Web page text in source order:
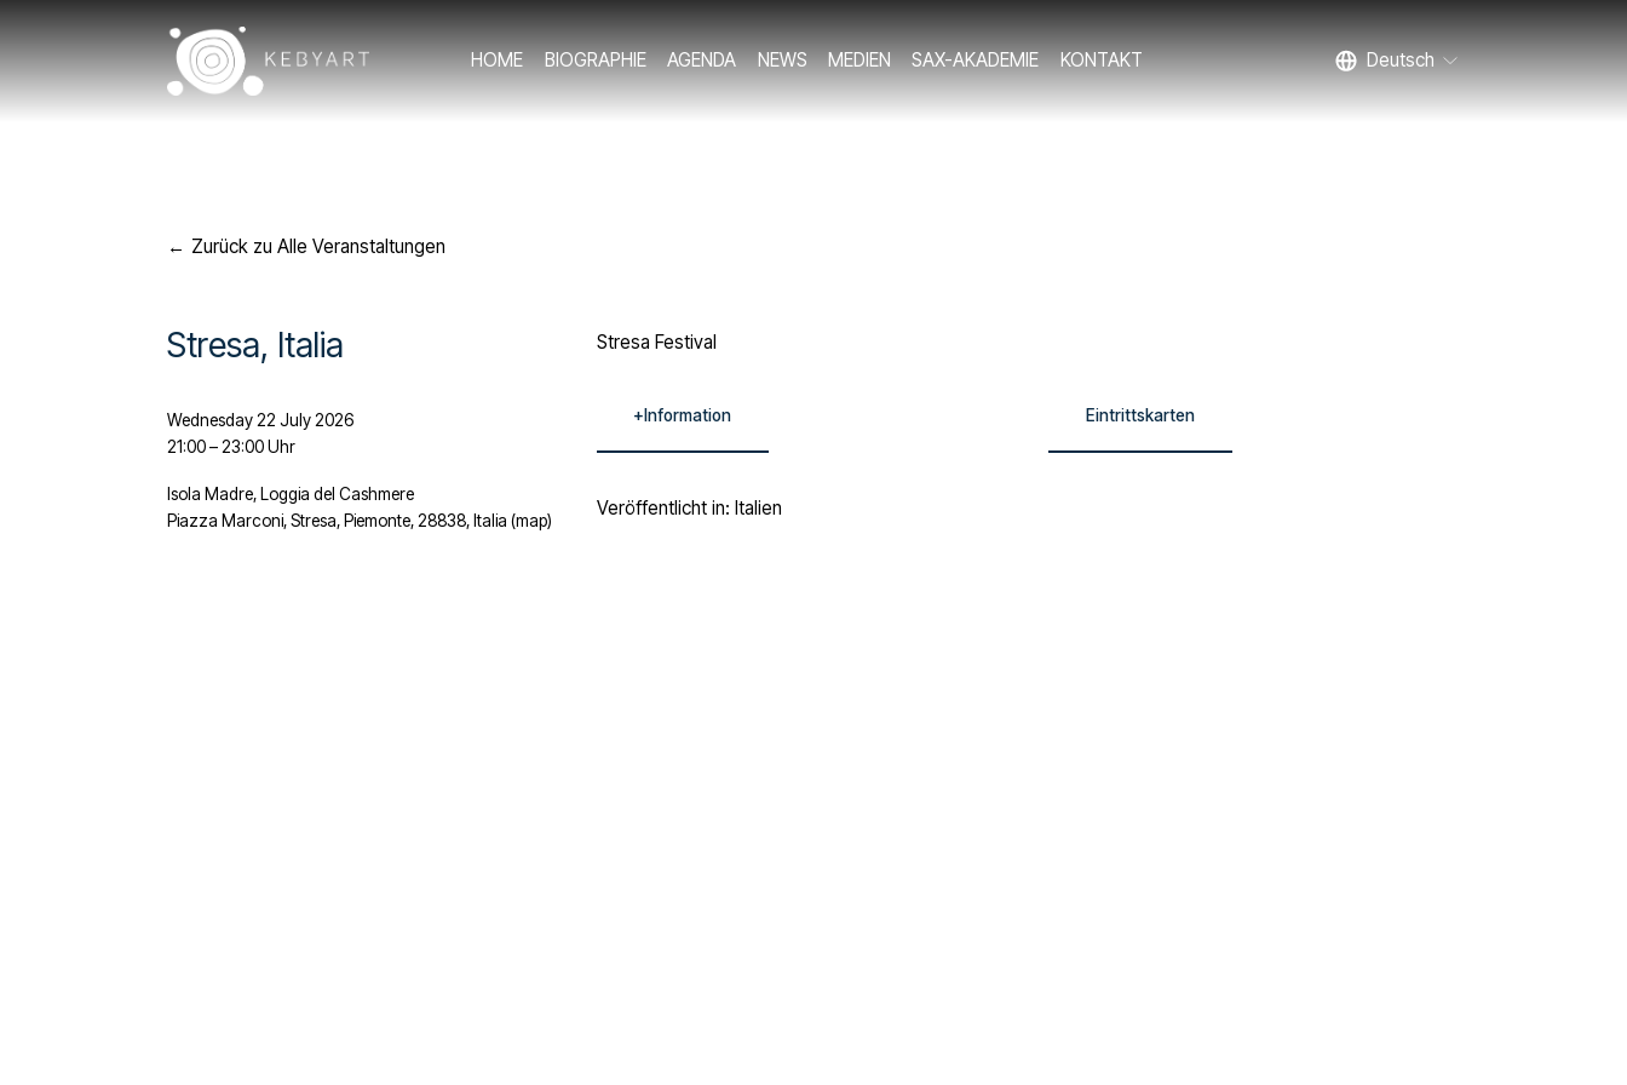
HOME BIOGRAPHIE AGENDA NEWS MEDIEN SAX-AKADEMIE KONTAKT Deutsch
Zurück zu Alle Veranstaltungen
Stresa, Italia
Wednesday 22 July 2026
21:00
23:00 Uhr
Isola Madre, Loggia del Cashmere
Piazza Marconi Stresa, Piemonte, 28838 Italia (map)
Stresa Festival
+Information Eintrittskarten
Veröffentlicht in: Italien